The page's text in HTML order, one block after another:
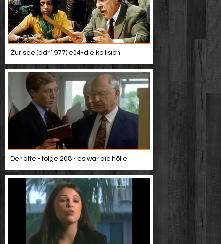
Zur see (ddr1977) e04-die kollision
Der alte - folge 208 - es war die hölle